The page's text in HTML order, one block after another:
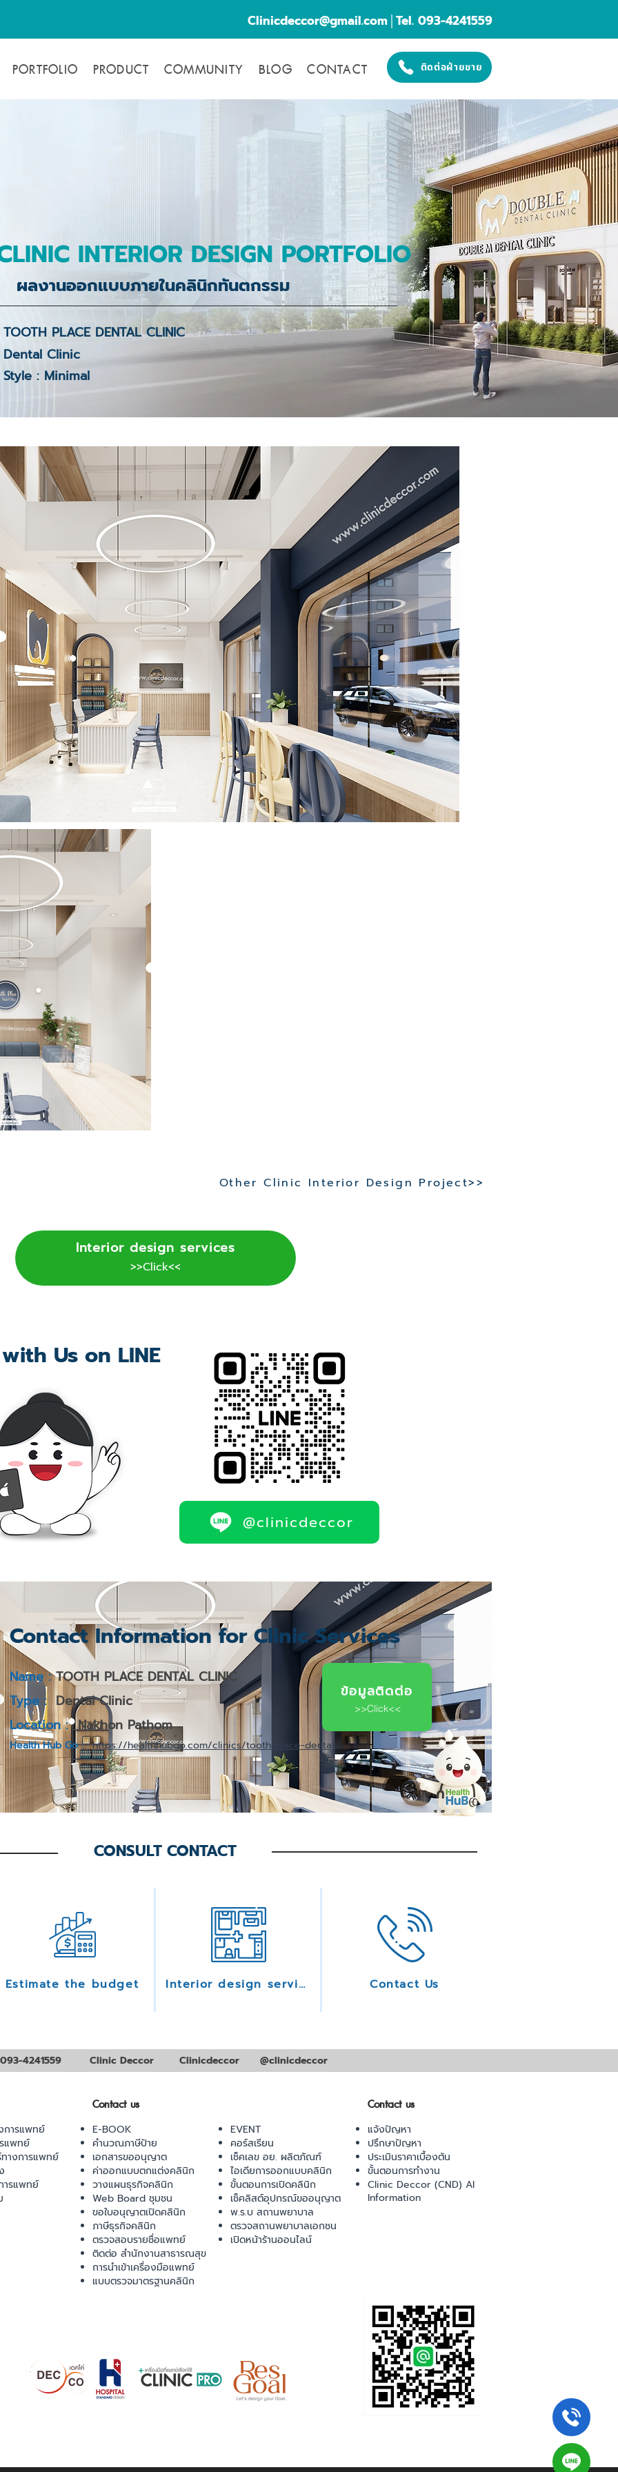
Clinicdeccor@gmail.com│Tel. 093-4241559
PORTFOLIO PRODUCT COMMUNITY BLOG CONTACT ติดต่อฝ่ายขาย
INTERIOR DESIGN PORTFOLIO
ผลงานออกแบบภายในคลินิกทันตกรรม
TOOTH PLACE DENTAL CLINIC
Dental Clinic
Style : Minimal
Other Clinic Interior Design Project>>
Interior design services
>>Click<<
@clinicdeccor
Us on LINE
Contact Information for Clinic Services
Name : TOOTH PLACE DENTAL CLINIC
Type : Dental Clinic
Location : Nakhon Pathom
ข้อมูลติดต่อ
>>Click<<
Health Hub Go : https://healthhubgo.com/clinics/tooth-place-dental
CONSULT CONTACT
Estimate the budget Interior design services Contact Us
093-4241559 Clinic Deccor Clinicdeccor @clinicdeccor
ารแพทย์
แพทย์
ทางการแพทย์
ารแพทย์
Contact us
E-BOOK
คำนวณภาษีป้าย
เอกสารขออนุญาต
ค่าออกแบบตกแต่งคลินิก
วางแผนธุรกิจคลินิก
Web Board ชุมชน
ขอใบอนุญาตเปิดคลินิก
ภาษีธุรกิจคลินิก
ตรวจสอบรายชื่อแพทย์
ติดต่อ สำนักงานสาธารณสุข
การนำเข้าเครื่องมือแพทย์
แบบตรวจมาตรฐานคลินิก
Contact us
EVENT
คอร์สเรียน
เช็คเลข อย. ผลิตภัณฑ์
ไอเดียการออกแบบคลินิก
ขั้นตอนการเปิดคลินิก
เช็คลิสต์อุปกรณ์ขออนุญาต
พ.ร.บ สถานพยาบาล
ตรวจสถานพยาบาลเอกชน
เปิดหน้าร้านออนไลน์
แจ้งปัญหา
ปรึกษาปัญหา
ประเมินราคาเบื้องต้น
ขั้นตอนการทำงาน
Clinic Deccor (CND) AI
Information